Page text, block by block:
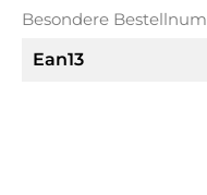
Besondere
Ean13